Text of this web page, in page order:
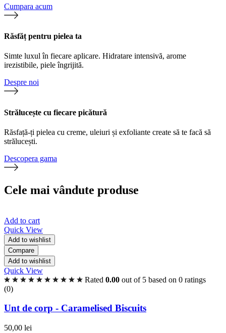
Cumpara acum
Răsfăț pentru pielea ta
Simte luxul în fiecare aplicare. Hidratare intensivă, arome
irezistibile, piele îngrijită.
Despre noi
Strălucește cu fiecare picătură
Răsfață-ți pielea cu creme, uleiuri și exfoliante create să te facă să
strălucești.
Descopera gama
Cele mai vândute produse
Add to cart
Quick View
Add to wishlist
Compare
Add to wishlist
Quick View
Rated 0.00 out of 5 based on 0 ratings
(0)
Unt de corp - Caramelised Biscuits
50,00 lei